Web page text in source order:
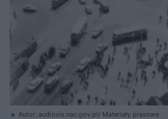
Autor: audiovis.nac.gov.pl/ Materiały prasowe